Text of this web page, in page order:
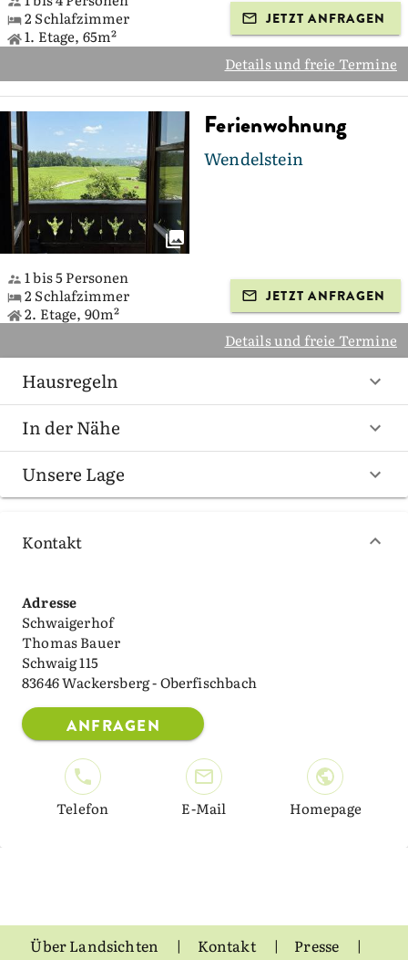
2 Schlafzimmer
1. Etage, 65m²
JETZT ANFRAGEN
Details und freie Termine
Ferienwohnung
Wendelstein
1 bis 5 Personen
2 Schlafzimmer
2. Etage, 90m²
JETZT ANFRAGEN
Details und freie Termine
Hausregeln
In der Nähe
Unsere Lage
Kontakt
Adresse
Schwaigerhof
Thomas Bauer
Schwaig 115
83646 Wackersberg - Oberfischbach
ANFRAGEN
Telefon E-Mail Homepage
Über Landsichten Kontakt Presse